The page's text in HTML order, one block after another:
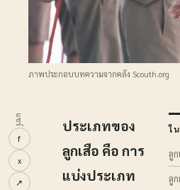
ภาพประกอบบทความจากคลัง Scouth.org
แชร์
f
x
↗
ประเภทของ
ลูกเสือ คือ การ
แบ่งประเภท
ใ
ลูก
ลู